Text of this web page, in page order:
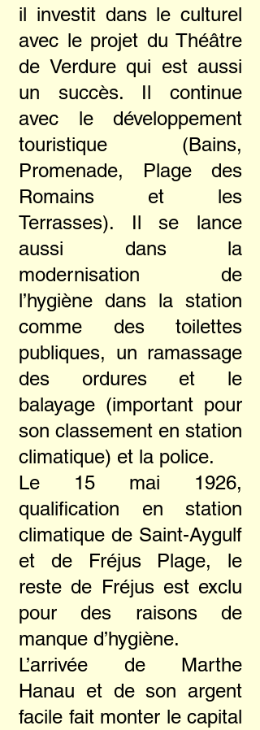
il investit dans le culturel
avec le projet du Théâtre
de Verdure qui est aussi
un succès. Il continue
avec le développement
touristique (Bains,
Promenade, Plage des
Romains et les
Terrasses). Il se lance
aussi dans la
modernisation de
l’hygiène dans la station
comme des toilettes
publiques, un ramassage
des ordures et le
balayage (important pour
son classement en station
climatique) et la police.
Le 15 mai 1926,
qualification en station
climatique de Saint-Aygulf
et de Fréjus Plage, le
reste de Fréjus est exclu
pour des raisons de
manque d’hygiène.
L’arrivée de Marthe
Hanau et de son argent
facile fait monter le capital